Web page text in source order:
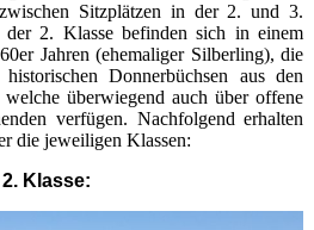
Sitzplätzen in der 2. und 3.
2. Klasse befinden sich in einem
Jahren (ehemaliger Silberling), die
Donnerbüchsen aus den
überwiegend auch über offene
verfügen. Nachfolgend erhalten
die jeweiligen Klassen:
2. Klasse: